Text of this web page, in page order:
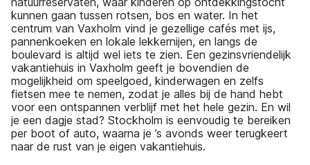
kunnen gaan tussen rotsen, bos en water. In het
centrum van Vaxholm vind je gezellige cafés met ijs,
pannenkoeken en lokale lekkernijen, en langs de
boulevard is altijd wel iets te zien. Een gezinsvriendelijk
vakantiehuis in Vaxholm geeft je bovendien de
mogelijkheid om speelgoed, kinderwagen en zelfs
fietsen mee te nemen, zodat je alles bij de hand hebt
voor een ontspannen verblijf met het hele gezin. En wil
je een dagje stad? Stockholm is eenvoudig te bereiken
per boot of auto, waarna je ’s avonds weer terugkeert
naar de rust van je eigen vakantiehuis.